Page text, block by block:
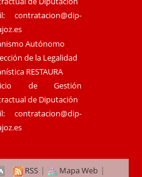
contratacion@dip-
Autónomo
de la Legalidad
RESTAURA
de Gestión
de Diputación
contratacion@dip-
RSS | Mapa Web |